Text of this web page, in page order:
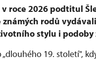
roce 2026 podtitul
rodů
stylu i
19. století",